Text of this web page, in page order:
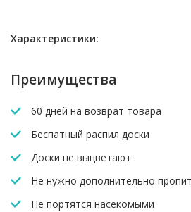
Характеристики:
Преимущества
60 дней на возврат товара
Беспатный распил доски
Доски не выцветают
Не нужно дополнительно
Не портятся насекомыми